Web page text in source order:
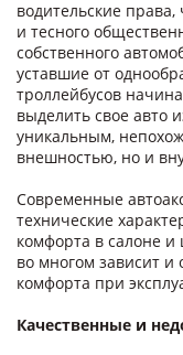
водительские
и тесного
собственного
уставшие от
троллейбусов
выделить свое авто
уникальным,
внешностью, но и
Современные
технические
комфорта в салоне и
во многом зависит
комфорта при
Качественные и